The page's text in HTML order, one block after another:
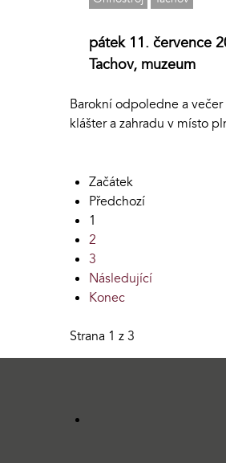
pátek 11. července
Tachov, muzeum
Barokní odpoledne a
klášter a zahradu v místo
Začátek
Předchozí
1
2
3
Následující
Konec
Strana 1 z 3